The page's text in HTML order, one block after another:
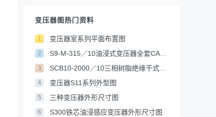
变压器图热门资料
1 变压器室系列平面布置图
2
3
4 变压器S11系列外型图
5 三种变压器外形尺寸图
6 S300铁芯油浸感应变压器外形尺寸图